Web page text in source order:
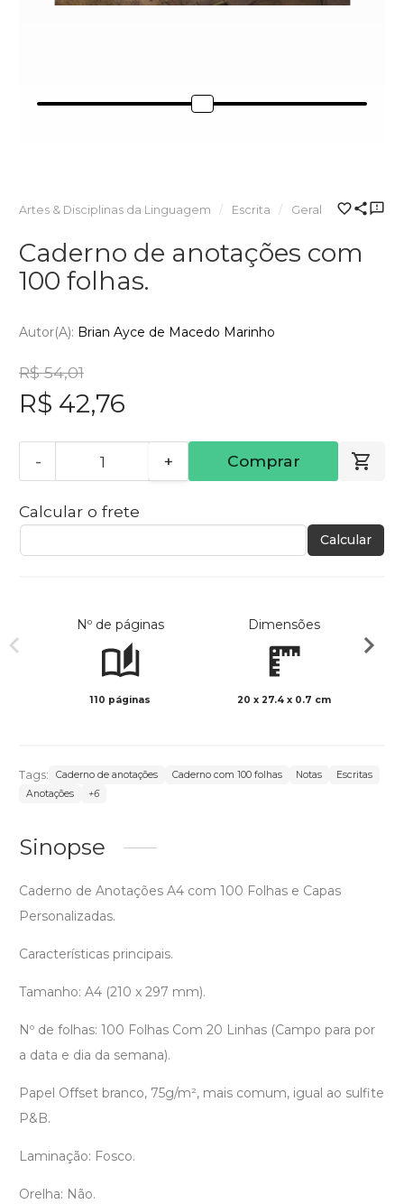
Artes & Disciplinas da Linguagem Escrita Geral
Caderno de anotações com
100 folhas.
Autor(a): Brian Ayce de Macedo Marinho
R$ 54,01
R$ 42,76
- + Comprar
Calcular o frete
Calcular
Nº de páginas
110 páginas
Dimensões
20 x 27.4 x 0.7 cm
Tags: Caderno de anotações Caderno com 100 folhas Notas
Escritas
Anotações
+6
Sinopse
Caderno de Anotações A4 com 100 Folhas e Capas
Personalizadas.
Características principais.
Tamanho: A4 (210 x 297 mm).
Nº de folhas: 100 Folhas Com 20 Linhas (Campo para por
a data e dia da semana).
Papel Offset branco, 75g/m², mais comum, igual ao sulfite
P&B.
Laminação: Fosco.
Orelha: Não.